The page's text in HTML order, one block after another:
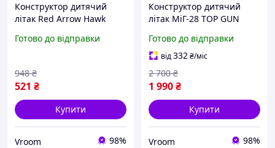
Конструктор дитячий
літак Red Arrow Hawk
Готово до відправки
521 ₴
948 ₴
Купити
Vroom 98%
Конструктор дитячий
літак МіГ-28 TOP GUN
Готово до відправки
від332₴/міс
1 990₴
2 700 ₴
Купити
Vroom 98%